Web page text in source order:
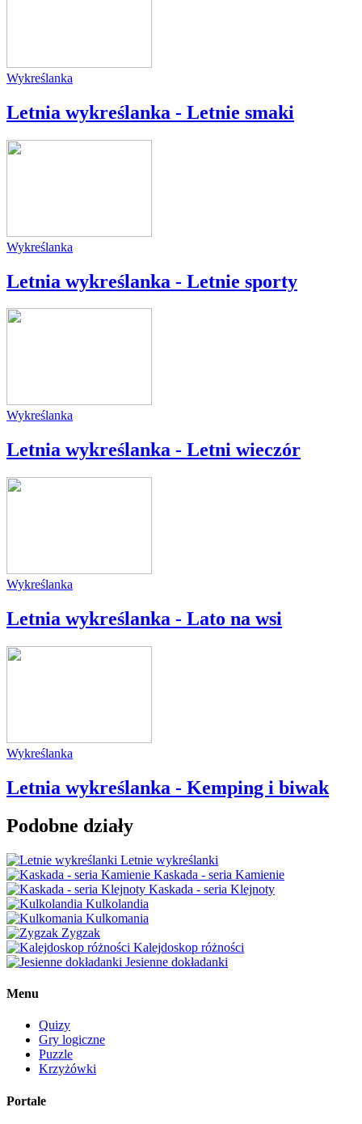
Wykreślanka
Letnia wykreślanka - Letnie smaki
Wykreślanka
Letnia wykreślanka - Letnie sporty
Wykreślanka
Letnia wykreślanka - Letni wieczór
Wykreślanka
Letnia wykreślanka - Lato na wsi
Wykreślanka
Letnia wykreślanka - Kemping i biwak
Podobne działy
Letnie wykreślanki
Kaskada - seria Kamienie
Kaskada - seria Klejnoty
Kulkolandia
Kulkomania
Zygzak
Kalejdoskop różności
Jesienne dokładanki
Menu
Quizy
Gry logiczne
Puzzle
Krzyżówki
Portale